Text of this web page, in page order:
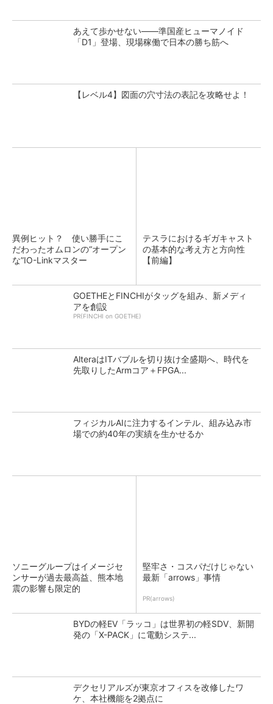
あえて歩かせない――準国産ヒューマノイド
「D1」登場、現場稼働で日本の勝ち筋へ
【レベル4】図面の穴寸法の表記を攻略せよ！
異例ヒット？ 使い勝手にこ
だわったオムロンの“オープン
な”IO-Linkマスター
テスラにおけるギガキャスト
の基本的な考え方と方向性
【前編】
GOETHEとFINCHIがタッグを組み、新メディ
アを創設
PR(FINCHI on GOETHE)
AlteraはITバブルを切り抜け全盛期へ、時代を
先取りしたArmコア＋FPGA...
フィジカルAIに注力するインテル、組み込み市
場での約40年の実績を生かせるか
ソニーグループはイメージセ
ンサーが過去最高益、熊本地
震の影響も限定的
堅牢さ・コスパだけじゃない
最新「arrows」事情
PR(arrows)
BYDの軽EV「ラッコ」は世界初の軽SDV、新開
発の「X-PACK」に電動システ...
デクセリアルズが東京オフィスを改修したワ
ケ、本社機能を2拠点に